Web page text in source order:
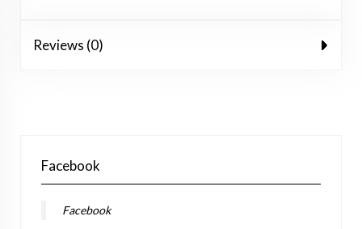
Reviews (0)
Facebook
Facebook